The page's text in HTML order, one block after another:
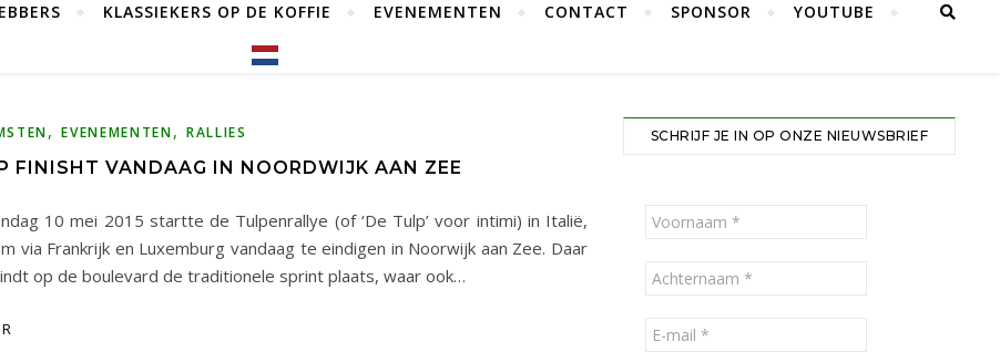
KLASSIEKERS OP DE KOFFIE EVENEMENTEN CONTACT SPONSOR YOUTUBE
,EVENEMENTEN, RALLIES
FINISHT VANDAAG IN NOORDWIJK AAN ZEE
10 mei 2015 startte de Tulpenrallye (of ‘De Tulp’ voor intimi) in Italië,
via Frankrijk en Luxemburg vandaag te eindigen in Noorwijk aan Zee. Daar
op de boulevard de traditionele sprint plaats, waar ook…
SCHRIJF JE IN OP ONZE NIEUWSBRIEF